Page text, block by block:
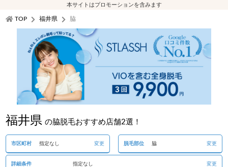
本サイトはプロモーションを含みます
TOP 福井県 脇
福井県 の脇脱毛おすすめ店舗2選！
市区町村 指定なし 変更 脱毛部位 脇 変更
詳細条件 指定なし 変更